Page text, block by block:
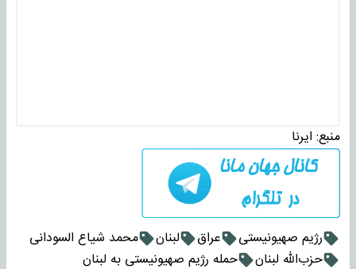
منبع: ایرنا
رژیم صهیونیستی عراق لبنان
محمد شیاع السودانی
حزب‌الله لبنان
حمله رژیم صهیونیستی به لبنان